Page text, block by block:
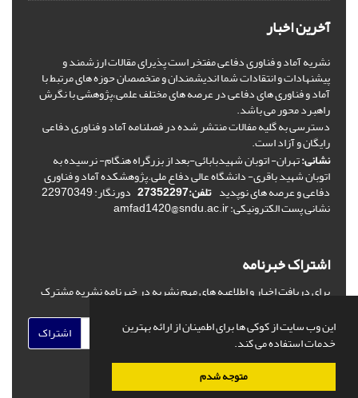
این وب سایت از کوکی ها برای اطمینان از ارائه بهترین
خدمات استفاده می کند.
متوجه شدم
آخرین اخبار
نشریه آماد و فناوری دفاعی مفتخر است پذیرای مقالات ارزشمند و
پیشنهادات و انتقادات شما اندیشمندان و متخصصان حوزه های مرتبط با
آماد و فناوری های دفاعی در عرصه های مختلف علمی،پژوهشی با نگرش
راهبرد محور می باشد.
دسترسی به گلیه مفالات منتشر شده در فصلنامه آماد و فناوری دفاعی
رایگان و آزاد است.
نشانی:تهران- اتوبان شهیدبابائی-بعد از بزرگراه هنگام- نرسیده به
اتوبان شهید باقری- دانشگاه عالی دفاع ملی.پژوهشکده آماد و فناوری
دفاعی و عرصه های نوپدیدتلفن:27352297
نشانی پست الکترونیکی: amfad1420@sndu.ac.ir
اشتراک خبرنامه
برای دریافت اخبار و اطلاعیه های مهم نشریه در خبرنامه نشریه مشترک
اشتراک